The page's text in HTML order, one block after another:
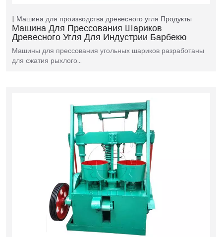
Машина для производства древесного угля Продукты
Машина Для Прессования Шариков
Древесного Угля Для Индустрии Барбекю
Машины для прессования угольных шариков разработаны
для сжатия рыхлого…